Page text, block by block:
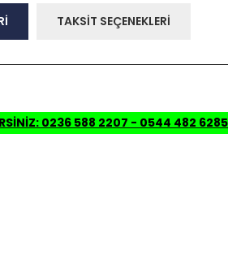
TAKSİT SEÇENEKLERİ
0236 588 2207 - 0544 482